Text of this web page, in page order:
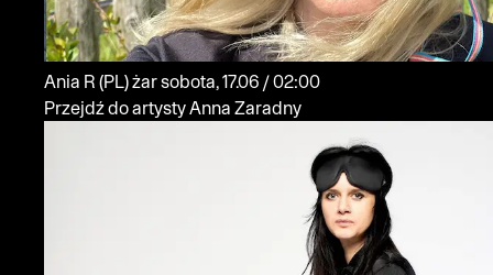
Ania R (PL)żar
sobota, 17.06 / 02:00
Przejdź do artysty Anna Zaradny